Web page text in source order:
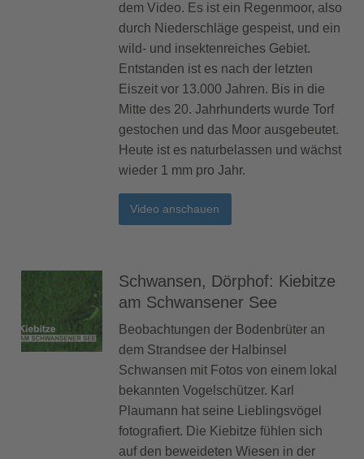
dem Video. Es ist ein Regenmoor, also
durch Niederschläge gespeist, und ein
wild- und insektenreiches Gebiet.
Entstanden ist es nach der letzten
Eiszeit vor 13.000 Jahren. Bis in die
Mitte des 20. Jahrhunderts wurde Torf
gestochen und das Moor ausgebeutet.
Heute ist es naturbelassen und wächst
wieder 1 mm pro Jahr.
Video anschauen
Schwansen, Dörphof: Kiebitze
am Schwansener See
Beobachtungen der Bodenbrüter an
dem Strandsee der Halbinsel
Schwansen mit Fotos von einem lokal
bekannten Vogelschützer. Karl
Plaumann hat seine Lieblingsvögel
fotografiert. Die Kiebitze fühlen sich
auf den beweideten Wiesen in der